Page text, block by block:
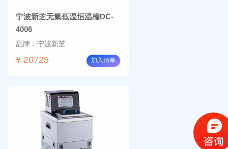
宁波新芝无氟低温恒温槽DC-
4006
品牌：宁波新芝
¥ 20725 加入清单